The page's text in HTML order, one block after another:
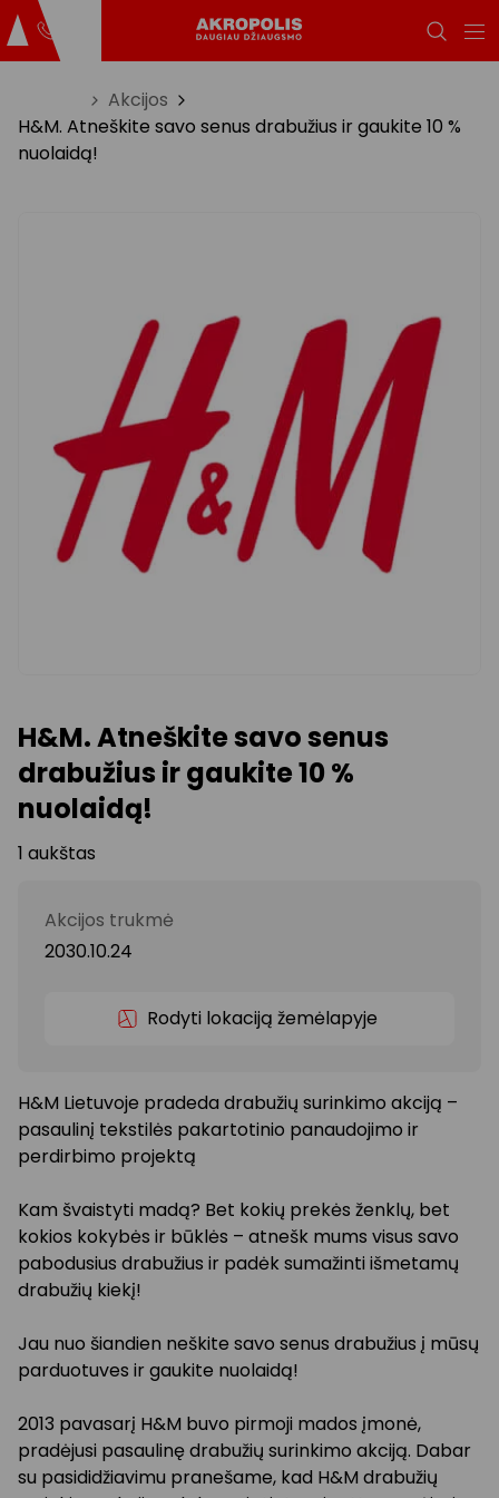
Akcijos
H&M. Atneškite savo senus drabužius ir gaukite 10 %
nuolaidą!
H&M. Atneškite savo senus
drabužius ir gaukite 10 %
nuolaidą!
1 aukštas
Akcijos trukmė
2030.10.24
Rodyti lokaciją žemėlapyje
H&M Lietuvoje pradeda drabužių surinkimo akciją –
pasaulinį tekstilės pakartotinio panaudojimo ir
perdirbimo projektą
Kam švaistyti madą? Bet kokių prekės ženklų, bet
kokios kokybės ir būklės – atnešk mums visus savo
pabodusius drabužius ir padėk sumažinti išmetamų
drabužių kiekį!
Jau nuo šiandien neškite savo senus drabužius į mūsų
parduotuves ir gaukite nuolaidą!
2013 pavasarį H&M buvo pirmoji mados įmonė,
pradėjusi pasaulinę drabužių surinkimo akciją. Dabar
su pasididžiavimu pranešame, kad H&M drabužių